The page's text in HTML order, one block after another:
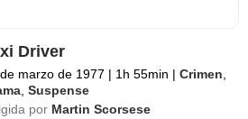
Driver
marzo de 1977 | 1h 55min | Crimen
,Suspense
por Martin Scorsese